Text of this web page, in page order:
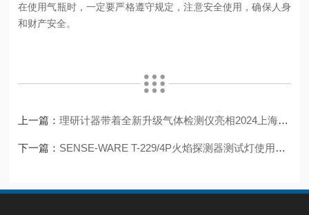
在使用气瓶时，一定要严格遵守规定，注意安全使用，确保人身
和财产安全。
上一篇：理研计器带着全新升级气体检测仪亮相2024上海国际半导体展
下一篇： SENSE-WARE T-229/4P火焰探测器测试灯使用方法